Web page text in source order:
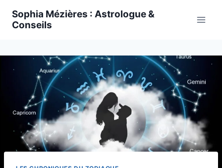
Sophia Mézières : Astrologue &
Conseils